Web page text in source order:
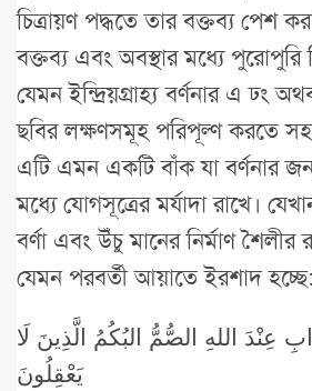
চিত্রায়ণ পদ্ধতে তার বক্তব্য পেশ
বক্তব্য এবং অবস্থার মধ্যে পুরোপুরি
যেমন ইন্দ্রিয়গ্রাহ্য বর্ণনার এ ঢং
ছবির লক্ষণসমূহ পরিপূল্ণ করতে
এটি এমন একটি বাঁক যা বর্ণনার
মধ্যে যোগসূত্রের মর্যাদা রাখে।
বর্ণা এবং উঁচু মানের নির্মাণ শৈলীর
যেমন পরবর্তী আয়াতে ইরশাদ হচ্ছে:
عِنْدَ اللهِ الصُّمُّ البُكُمُ الَّذِينَ لَا
يَعْقِلُونَ